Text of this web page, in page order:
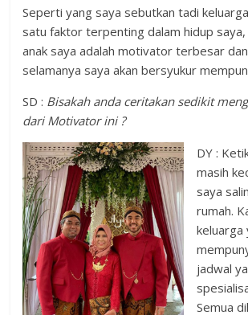
Seperti yang saya sebutkan tadi
satu faktor terpenting dalam hidup saya,
anak saya adalah motivator terbesar
selamanya saya akan bersyukur
SD : Bisakah anda ceritakan sedikit
dari Motivator ini ?
DY :
masih
saya
rumah.
keluarga
jadwal
Semua